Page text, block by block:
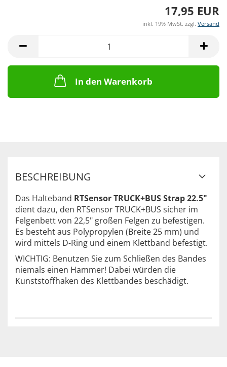
17,95 EUR
inkl. 19% MwSt. zzgl. Versand
In den Warenkorb
BESCHREIBUNG
Das Halteband RTSensor TRUCK+BUS Strap 22.5"
dient dazu, den RTSensor TRUCK+BUS sicher im
Felgenbett von 22,5" großen Felgen zu befestigen.
Es besteht aus Polypropylen (Breite 25 mm) und
wird mittels D-Ring und einem Klettband befestigt.
WICHTIG: Benutzen Sie zum Schließen des Bandes
niemals einen Hammer! Dabei würden die
Kunststoffhaken des Klettbandes beschädigt.